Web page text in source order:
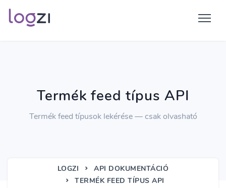
Termék feed típus API
Termék feed típusok lekérése — csak olvasható
LOGZI
API DOKUMENTÁCIÓ
TERMÉK FEED TÍPUS API